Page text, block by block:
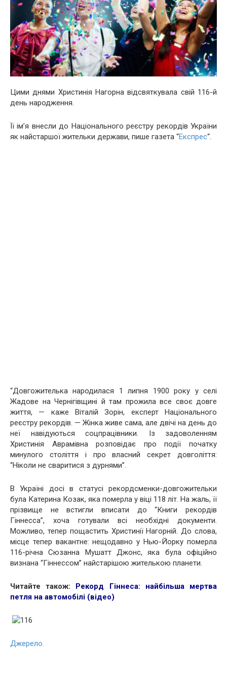
Цими днями Христинія Нагорна відсвяткувала свій 116-й
день народження.
Її ім’я внесли до Національного реєстру рекордів України
як найстаршої жительки держави, пише газета “Експрес“.
“Довгожителька народилася 1 липня 1900 року у селі
Жадове на Чернігівщині й там прожила все своє довге
життя, — каже Віталій Зорін, експерт Національного
реєстру рекордів. — Жінка живе сама, але двічі на день до
неї навідуються соцпрацівники. Із задоволенням
Христинія Аврамівна розповідає про події початку
минулого століття і про власний секрет довголіття:
“Ніколи не сваритися з дурнями”.
В Україні досі в статусі рекордсменки-довгожительки
була Катерина Козак, яка померла у віці 118 літ. На жаль, її
прізвище не встигли вписати до “Книги рекордів
Гіннесса”, хоча готували всі необхідні документи.
Можливо, тепер пощастить Христинії Нагорній. До слова,
місце тепер вакантне: нещодавно у Нью-Йорку померла
116-річна Сюзанна Мушатт Джонс, яка була офіційно
визнана “Гіннессом” найстарішою жителькою планети.
Читайте також:
Рекорд Гіннеса: найбільша мертва
петля на автомобілі (відео)
Джерело.